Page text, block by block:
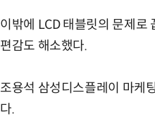
이밖에 LCD 태블릿의 문제로
편감도 해소했다.
조용석 삼성디스플레이 마케
다.